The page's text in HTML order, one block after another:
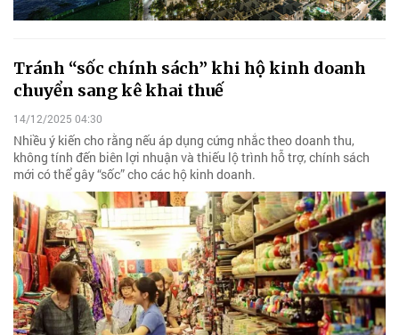
Tránh “sốc chính sách” khi hộ kinh doanh
chuyển sang kê khai thuế
14/12/2025 04:30
Nhiều ý kiến cho rằng nếu áp dụng cứng nhắc theo doanh thu,
không tính đến biên lợi nhuận và thiếu lộ trình hỗ trợ, chính sách
mới có thể gây “sốc” cho các hộ kinh doanh.